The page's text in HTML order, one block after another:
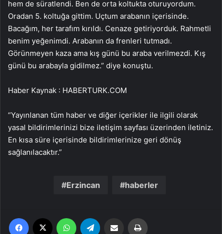
hem de süratlendi. Ben de orta koltukta oturuyordum.
Oradan 5. koltuğa gittim. Uçtum arabanın içerisinde.
Bacağım, her tarafım kırıldı. Cenaze getiriyorduk. Rahmetli
benim yeğenimdi. Arabanın da frenleri tutmadı.
Görünmeyen kaza ama kış günü bu araba verilmezdi. Kış
günü bu arabayla gidilmez.” diye konuştu.
Haber Kaynak : HABERTURK.COM
“Yayınlanan tüm haber ve diğer içerikler ile ilgili olarak
yasal bildirimlerinizi bize iletişim sayfası üzerinden iletiniz.
En kısa süre içerisinde bildirimlerinize geri dönüş
sağlanılacaktır.”
Erzincan haberler
Facebook WhatsApp Email'den paylaş